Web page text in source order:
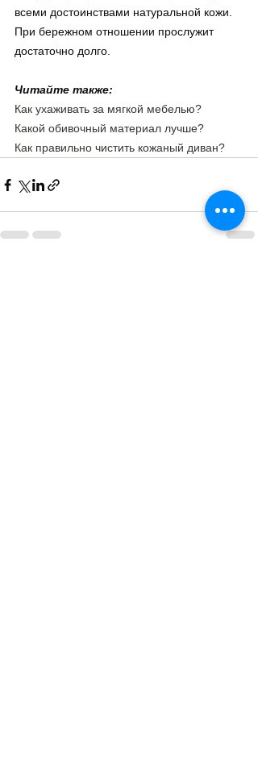
всеми достоинствами натуральной кожи.
При бережном отношении прослужит
достаточно долго.
Читайте также:
Как ухаживать за мягкой мебелью?
Какой обивочный материал лучше?
Как правильно чистить кожаный диван?